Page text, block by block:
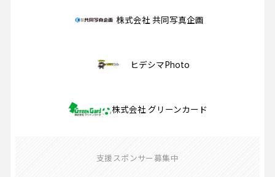
株式会社 共同写真企画
ヒデシマPhoto
株式会社 グリーンカード
支援スポンサー募集中